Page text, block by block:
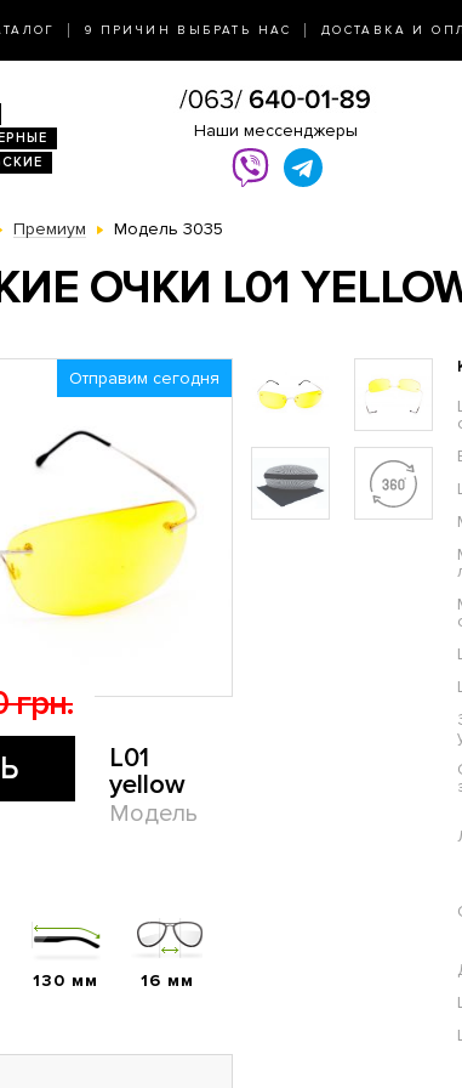
9 ПРИЧИН ВЫБРАТЬ НАС ДОСТАВКА И
Наши мессенджеры
Премиум Модель 3035
ОЧКИ L01
Отправим сегодня
грн.
L01
yellow
Модель
130 мм 16 мм